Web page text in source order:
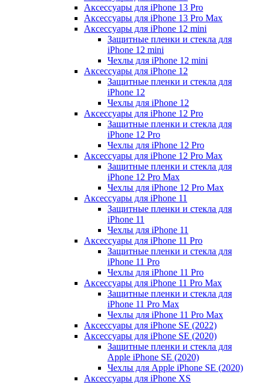
Аксессуары для iPhone 13 Pro
Аксессуары для iPhone 13 Pro Max
Аксессуары для iPhone 12 mini
Защитные пленки и стекла для
iPhone 12 mini
Чехлы для iPhone 12 mini
Аксессуары для iPhone 12
Защитные пленки и стекла для
iPhone 12
Чехлы для iPhone 12
Аксессуары для iPhone 12 Pro
Защитные пленки и стекла для
iPhone 12 Pro
Чехлы для iPhone 12 Pro
Аксессуары для iPhone 12 Pro Max
Защитные пленки и стекла для
iPhone 12 Pro Max
Чехлы для iPhone 12 Pro Max
Аксессуары для iPhone 11
Защитные пленки и стекла для
iPhone 11
Чехлы для iPhone 11
Аксессуары для iPhone 11 Pro
Защитные пленки и стекла для
iPhone 11 Pro
Чехлы для iPhone 11 Pro
Аксессуары для iPhone 11 Pro Max
Защитные пленки и стекла для
iPhone 11 Pro Max
Чехлы для iPhone 11 Pro Max
Аксессуары для iPhone SE (2022)
Аксессуары для iPhone SE (2020)
Защитные пленки и стекла для
Apple iPhone SE (2020)
Чехлы для Apple iPhone SE (2020)
Аксессуары для iPhone ХS